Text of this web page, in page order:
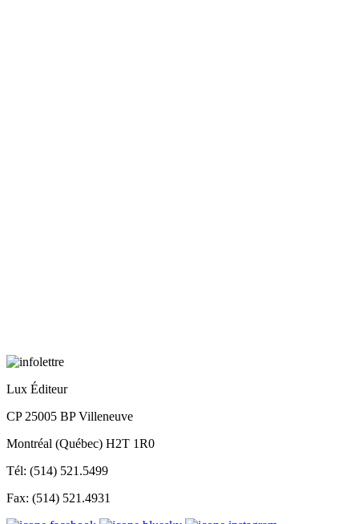
Lux Éditeur
CP 25005 BP Villeneuve
Montréal (Québec) H2T 1R0
Tél: (514) 521.5499
Fax: (514) 521.4931